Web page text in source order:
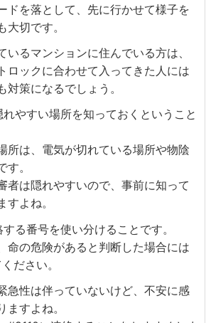
ドを落として、先に行かせて様子を
大切です。
いるマンションに住んでいる方は、
ロックに合わせて入ってきた人には
策になるでしょう。
やすい場所を知っておくということ
所は、電気が切れている場所や物陰
。
者は隠れやすいので、事前に知って
よね。
る番号を使い分けることです。
命の危険があると判断した場合には
ださい。
急性は伴っていないけど、不安に感
ますよね。